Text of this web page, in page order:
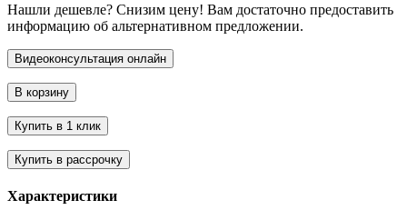
Нашли дешевле? Снизим цену! Вам достаточно предоставить
информацию об альтернативном предложении.
Характеристики